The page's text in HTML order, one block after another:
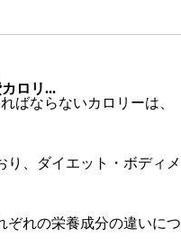
ロリ...
ばならないカロリーは、
り、ダイエット・ボディメ
ぞれの栄養成分の違いにつ